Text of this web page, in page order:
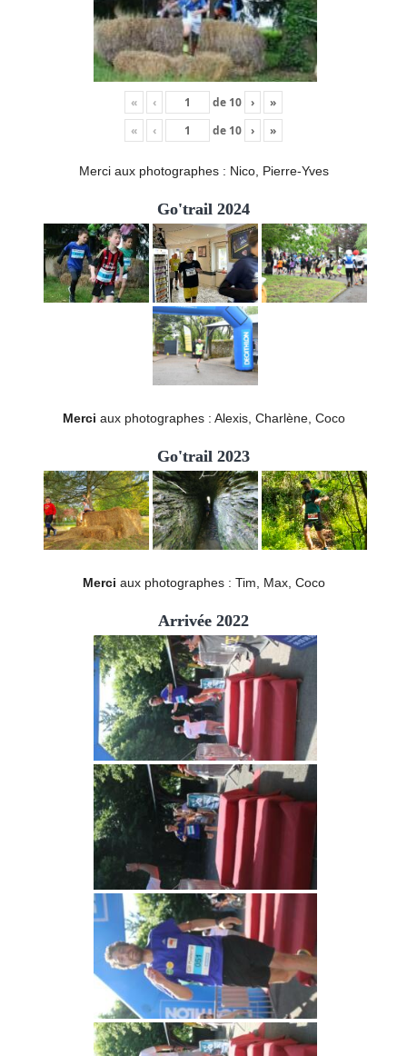
« ‹ de 10 ›
»
«
‹ de 10 › »
Merci aux photographes : Nico, Pierre-Yves
Go'trail 2024
Merci aux photographes : Alexis, Charlène, Coco
Go'trail 2023
Merci aux photographes : Tim, Max, Coco
Arrivée 2022